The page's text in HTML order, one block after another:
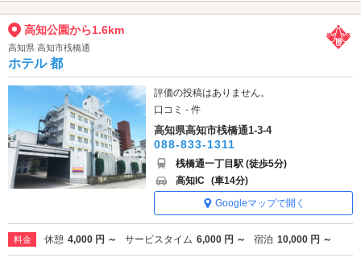
高知公園から1.6km
高知県 高知市桟橋通
ホテル 都
評価の投稿はありません。
口コミ - 件
高知県高知市桟橋通1-3-4
088-833-1311
桟橋通一丁目駅 (徒歩5分)
高知IC (車14分)
Googleマップで開く
料金 休憩 4,000 円 ～ サービスタイム 6,000 円 ～ 宿泊 10,000 円 ～